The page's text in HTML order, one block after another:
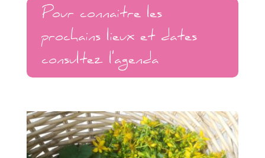
Pour connaitre les
prochains lieux et dates
consultez l'agenda